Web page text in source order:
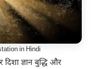
in Hindi
दिशा ज्ञान बुद्धि और